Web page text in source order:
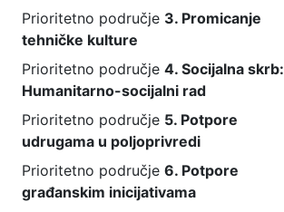
Prioritetno područje 3. Promicanje
tehničke kulture
Prioritetno područje 4. Socijalna skrb:
Humanitarno-socijalni rad
Prioritetno područje 5. Potpore
udrugama u poljoprivredi
Prioritetno područje 6. Potpore
građanskim inicijativama